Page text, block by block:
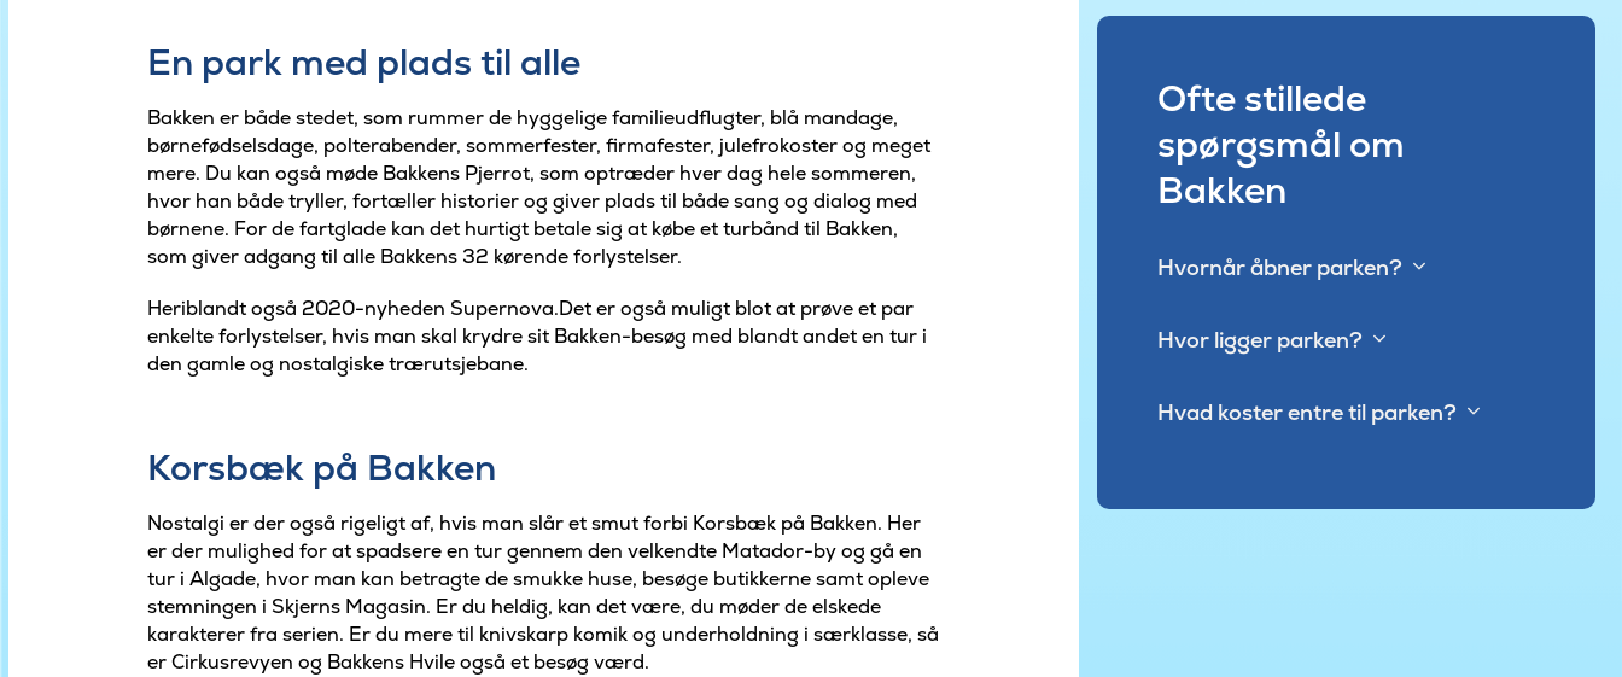
En park med plads til alle
Bakken er både stedet, som rummer de hyggelige familieudflugter, blå mandage,
børnefødselsdage, polterabender, sommerfester, firmafester, julefrokoster og meget
mere. Du kan også møde Bakkens Pjerrot, som optræder hver dag hele sommeren,
hvor han både tryller, fortæller historier og giver plads til både sang og dialog med
børnene. For de fartglade kan det hurtigt betale sig at købe et turbånd til Bakken,
som giver adgang til alle Bakkens 32 kørende forlystelser.
Heriblandt også 2020-nyheden Supernova.Det er også muligt blot at prøve et par
enkelte forlystelser, hvis man skal krydre sit Bakken-besøg med blandt andet en tur i
den gamle og nostalgiske trærutsjebane.
Korsbæk på Bakken
Nostalgi er der også rigeligt af, hvis man slår et smut forbi Korsbæk på Bakken. Her
er der mulighed for at spadsere en tur gennem den velkendte Matador-by og gå en
tur i Algade, hvor man kan betragte de smukke huse, besøge butikkerne samt opleve
stemningen i Skjerns Magasin. Er du heldig, kan det være, du møder de elskede
karakterer fra serien. Er du mere til knivskarp komik og underholdning i særklasse, så
er Cirkusrevyen og Bakkens Hvile også et besøg værd.
Ofte stillede
spørgsmål om
Bakken
Hvornår åbner parken?
Hvor ligger parken?
Hvad koster entre til parken?